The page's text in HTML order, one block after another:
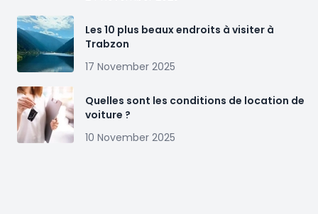
Les 10 plus beaux endroits à visiter à
Trabzon
17 November 2025
Quelles sont les conditions de location de
voiture ?
10 November 2025